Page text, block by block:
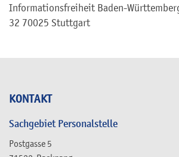
KONTAKT
Sachgebiet Personalstelle
Postgasse 5
Informationsfreiheit Baden-
32 70025 Stuttgart